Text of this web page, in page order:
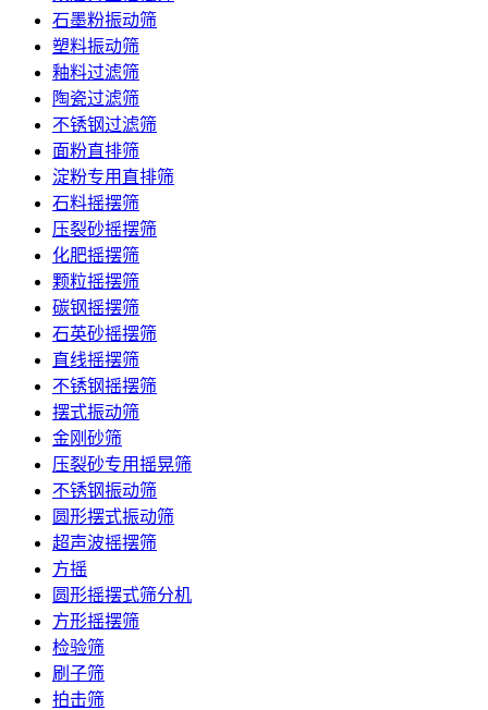
石墨粉振动筛
塑料振动筛
釉料过滤筛
陶瓷过滤筛
不锈钢过滤筛
面粉直排筛
淀粉专用直排筛
石料摇摆筛
压裂砂摇摆筛
化肥摇摆筛
颗粒摇摆筛
碳钢摇摆筛
石英砂摇摆筛
直线摇摆筛
不锈钢摇摆筛
摆式振动筛
金刚砂筛
压裂砂专用摇晃筛
不锈钢振动筛
圆形摆式振动筛
超声波摇摆筛
方摇
圆形摇摆式筛分机
方形摇摆筛
检验筛
刷子筛
拍击筛